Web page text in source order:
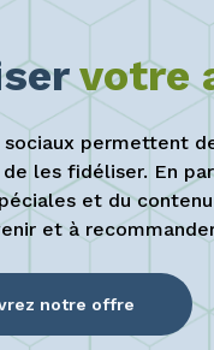
votre
sociaux permettent
les fidéliser. En
et du
et à
notre offre